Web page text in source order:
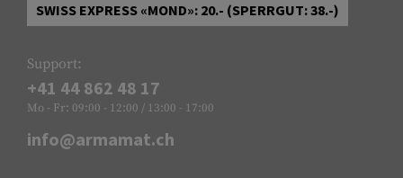
SWISS EXPRESS «MOND»: 20.- (SPERRGUT: 38.-)
Support:
+41 44 862 48 17
Mo - Fr: 09:00 - 12:00 / 13:00 - 17:00
info@armamat.ch